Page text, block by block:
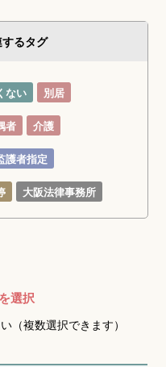
るタグ
ない 別居
者 介護
護者指定
大阪法律事務所
選択
（複数選択できます）